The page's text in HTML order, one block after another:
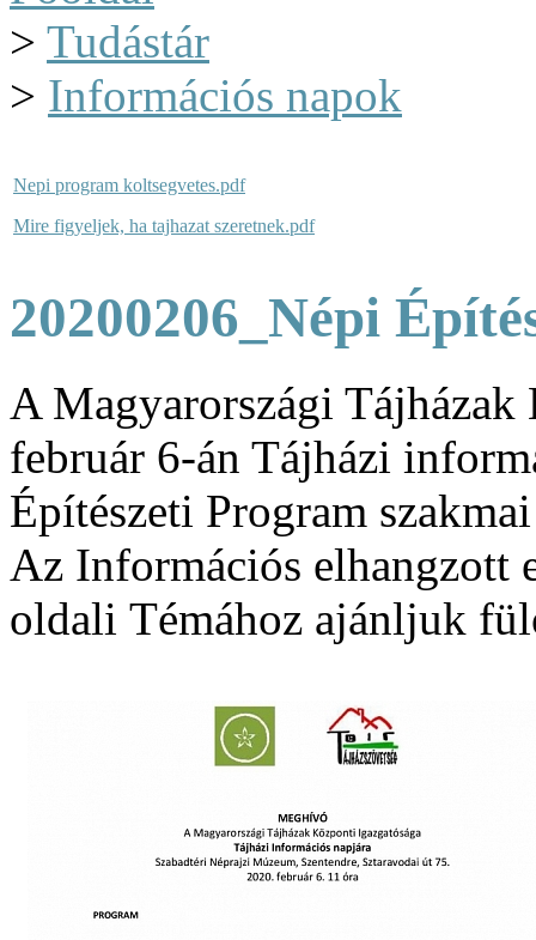
> Tudástár
> Információs napok
Nepi program koltsegvetes.pdf
Mire figyeljek, ha tajhazat szeretnek.pdf
20200206_Népi
A Magyarországi
február 6-án Tájházi
Építészeti Program
Az Információs elhangzott
oldali Témához ajánljuk